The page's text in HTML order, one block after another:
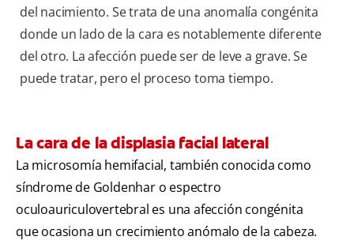
del nacimiento. Se trata de una anomalía congénita
donde un lado de la cara es notablemente diferente
del otro. La afección puede ser de leve a grave. Se
puede tratar, pero el proceso toma tiempo.
La cara de la displasia facial lateral
La microsomía hemifacial, también conocida como
síndrome de Goldenhar o espectro
oculoauriculovertebral es una afección congénita
que ocasiona un crecimiento anómalo de la cabeza.